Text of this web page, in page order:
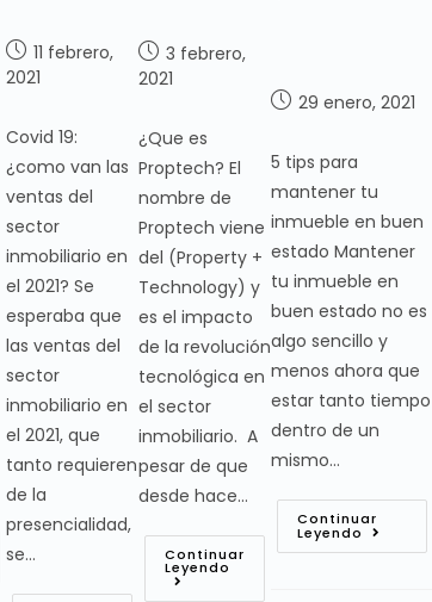
11 febrero,
2021
Covid 19:
¿como van las
ventas del
sector
inmobiliario en
el 2021? Se
esperaba que
las ventas del
sector
inmobiliario en
el 2021, que
tanto requieren
de la
presencialidad,
se…
3 febrero,
2021
¿Que es
Proptech? El
nombre de
Proptech viene
del (Property +
Technology) y
es el impacto
de la revolución
tecnológica en
el sector
inmobiliario. A
pesar de que
desde hace…
Continuar
Leyendo
29 enero, 2021
5 tips para
mantener tu
inmueble en buen
estado Mantener
tu inmueble en
buen estado no es
algo sencillo y
menos ahora que
estar tanto tiempo
dentro de un
mismo…
Continuar
Leyendo